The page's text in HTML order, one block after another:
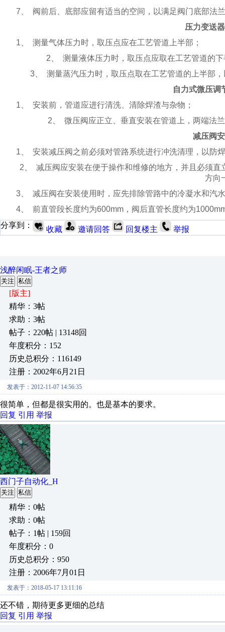
7
阀前后、底部应留有适当的空间，以满足阀门底部法
压力变送
1
测量气体压力时，取压点应在工艺管道上半部；
2
测量液体压力时，取压点应取在工艺管道的
3、
测量蒸汽压力时，取压点取在工艺管道的上半部
自力式微压调
1
安装前，管道应进行清洗、清除焊渣与杂物；
2
微压阀应正立、垂直安装在管道上，两端法
减压阀
1
安装减压阀之前必须对管路系统进行冲洗清理，以防
2
减压阀应安装在便于操作和维修的地方，并且必须
方向
3
减压阀在安装使用时，应先排除管路中的冷凝水和汽
4
前直管段长度约为600mm ，阀后直管长度约为
分享到：
收藏 邀请回答 回复楼主 举报
浅醉闲眠-王者之师
关注 私信
[版主]
精华：3帖
求助：3帖
帖子：220帖 | 13148回
年度积分：152
历史总积分：116149
注册：2002年6月21日
发表于：2012-11-07 14:56:35
很简单，但都是很实用的。也是基本的要求
回复 引用 举报
西门子自动化_H
关注 私信
精华：0帖
求助：0帖
帖子：1帖 | 159回
年度积分：0
历史总积分：950
注册：2006年7月01日
发表于：2018-05-17 13:11:16
还不错，期待更多更细的总结
回复 引用 举报